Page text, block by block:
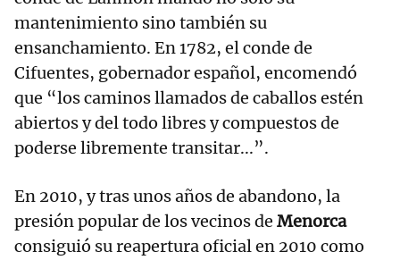
mantenimiento sino también su
ensanchamiento. En 1782, el conde de
Cifuentes, gobernador español, encomendó
que “los caminos llamados de caballos estén
abiertos y del todo libres y compuestos de
poderse libremente transitar...”.
En 2010, y tras unos años de abandono, la
presión popular de los vecinos de Menorca
consiguió su reapertura oficial en 2010 como